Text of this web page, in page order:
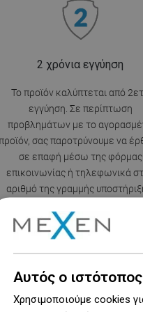
2 χρόνια εγγύηση
Το προϊόν καλύπτεται από
εγγύηση. Σε περίπτωση
προβλημάτων με το
σας παροτρύνουμε να
σε επαφή μέσω της φόρμας
επικοινωνίας ή τηλεφωνικά
αριθμό της γραμμής
Αυτός ο
Χρησιμοποιούμε cookies